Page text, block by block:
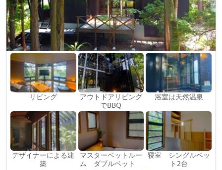
リビング
アウトドアリビング
でBBQ
浴室は天然温泉
デザイナーによる建
築
マスターベットルー
ム ダブルベット
寝室 シングルベッ
ト2台